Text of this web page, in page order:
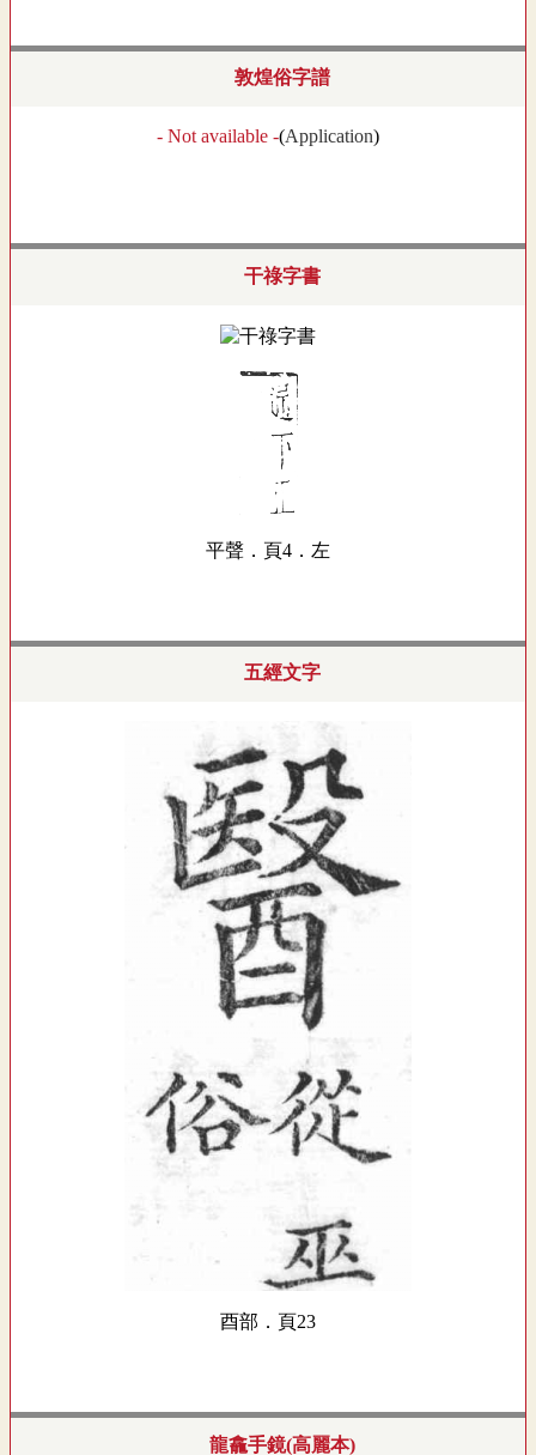
敦煌俗字譜
- Not available -(Application)
干祿字書
平聲．頁4．左
五經文字
酉部．頁23
龍龕手鏡(高麗本)